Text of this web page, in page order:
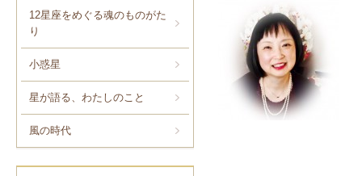
12星座をめぐる魂のものがた
り
小惑星
星が語る、わたしのこと
風の時代